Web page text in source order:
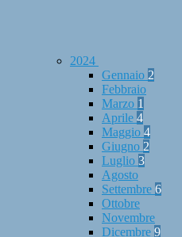
2024
Gennaio 2
Febbraio
Marzo 1
Aprile 4
Maggio 4
Giugno 2
Luglio 3
Agosto
Settembre 6
Ottobre
Novembre
Dicembre 9